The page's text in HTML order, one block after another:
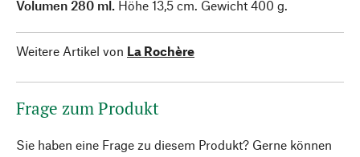
Volumen 280 ml. Höhe 13,5 cm. Gewicht 400 g.
Weitere Artikel von La Rochère
Frage zum Produkt
Sie haben eine Frage zu diesem Produkt? Gerne können